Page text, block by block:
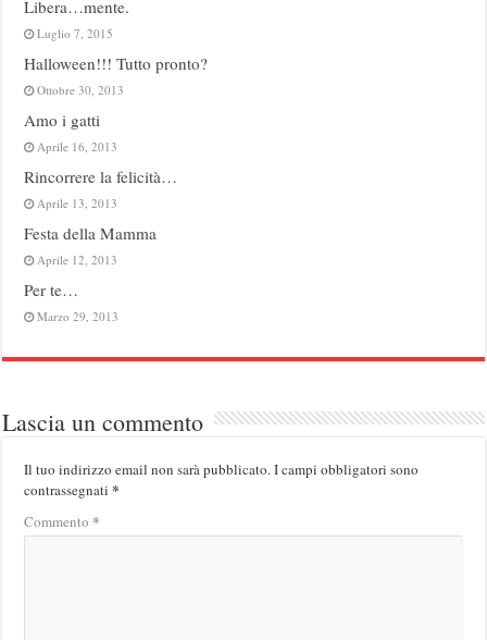
Libera…mente.
Luglio 7, 2015
Halloween!!! Tutto pronto?
Ottobre 30, 2013
Amo i gatti
Aprile 16, 2013
Rincorrere la felicità…
Aprile 13, 2013
Festa della Mamma
Aprile 12, 2013
Per te…
Marzo 29, 2013
Lascia un commento
Il tuo indirizzo email non sarà pubblicato.I campi obbligatori sono
contrassegnati*
Commento *